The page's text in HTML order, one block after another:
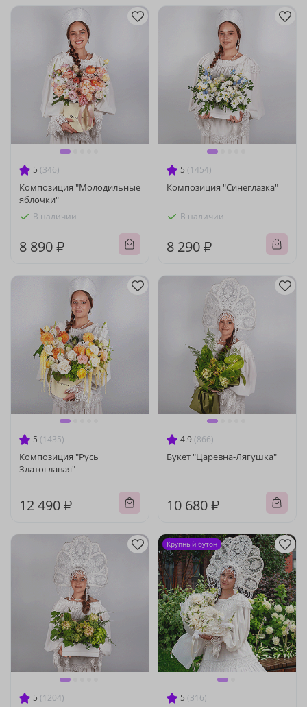
5 (346)
Композиция "Молодильные
яблочки"
В наличии
8 890 ₽
5 (1454)
Композиция "Синеглазка"
В наличии
8 290 ₽
5 (1435)
Композиция "Русь
Златоглавая"
12 490 ₽
4.9 (866)
Букет "Царевна-Лягушка"
10 680 ₽
5 (1204) 5 (316)
Крупный бутон